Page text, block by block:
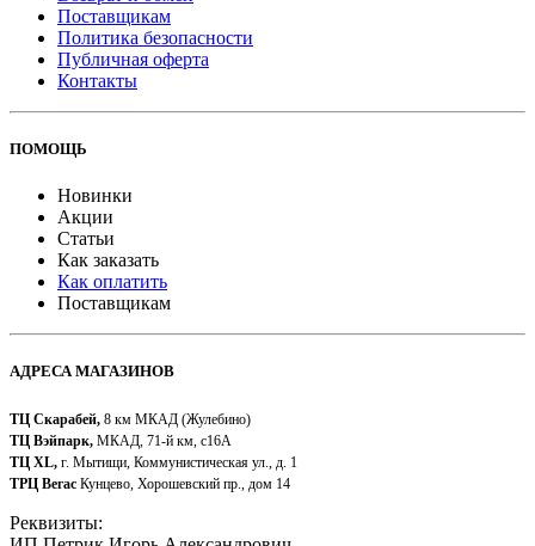
Поставщикам
Политика безопасности
Публичная оферта
Контакты
ПОМОЩЬ
Новинки
Акции
Статьи
Как заказать
Как оплатить
Поставщикам
АДРЕСА МАГАЗИНОВ
ТЦ Скарабей, 8 км МКАД (Жулебино)
ТЦ Вэйпарк, МКАД, 71-й км, с16А
ТЦ XL, г. Мытищи, Коммунистическая ул., д. 1
ТРЦ Вегас Кунцево, Хорошевский пр., дом 14
Реквизиты: